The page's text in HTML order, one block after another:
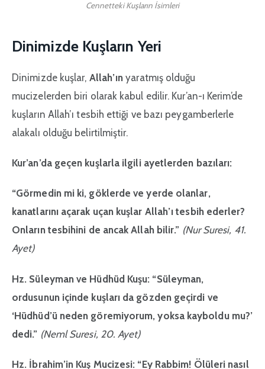
Cennetteki Kuşların İsimleri
Dinimizde Kuşların Yeri
Dinimizde kuşlar, Allah’ınyaratmış olduğu
mucizelerden biri olarak kabul edilir. Kur’an-ı Kerim’de
kuşların Allah’ı tesbih ettiği ve bazı peygamberlerle
alakalı olduğu belirtilmiştir.
Kur’an’da geçen kuşlarla ilgili ayetlerden bazıları:
“Görmedin mi ki, göklerde ve yerde olanlar,
kanatlarını açarak uçan kuşlar Allah’ı tesbih ederler?
Onların tesbihini de ancak Allah bilir.” (Nur Suresi, 41.
Ayet)
Hz. Süleyman ve Hüdhüd Kuşu: “Süleyman,
ordusunun içinde kuşları da gözden geçirdi ve
‘Hüdhüd’ü neden göremiyorum, yoksa kayboldu mu?’
dedi.” (Neml Suresi, 20. Ayet)
Hz. İbrahim’in Kuş Mucizesi: “Ey Rabbim! Ölüleri nasıl